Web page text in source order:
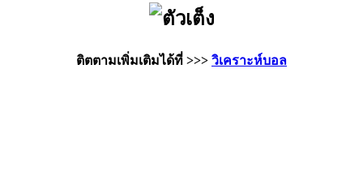
ติตตามเพิ่มเติมได้ที่ >>> วิเคราะห์บอล